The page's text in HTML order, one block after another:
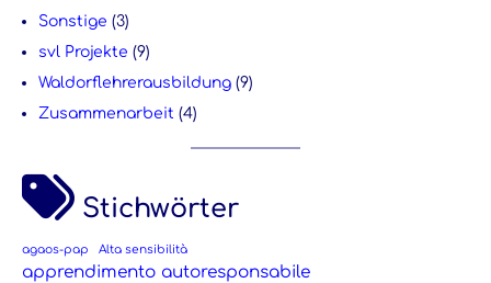
Sonstige (3)
svl Projekte (9)
Waldorflehrerausbildung (9)
Zusammenarbeit (4)
Stichwörter
agaos-pap Alta sensibilità
apprendimento autoresponsabile